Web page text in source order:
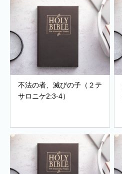
不法の者、滅びの子（２テ
サロニケ2:3-4）